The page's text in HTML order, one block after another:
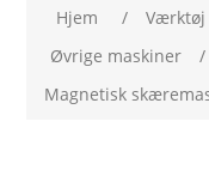
Hjem / Værktøj
Øvrige maskiner
/
Magnetisk